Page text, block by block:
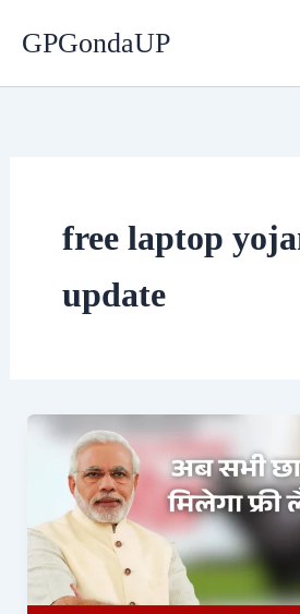
GPGondaUP
free laptop
update